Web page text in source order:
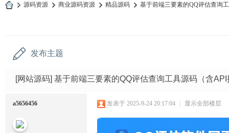
» 源码资源 › 商业源码资源 › 精品源码 › 基于前端三要素的QQ评估查询
发布主题
[网站源码] 基于前端三要素的QQ评估查询工具源码（含API
a5656456 发表于 2025-9-24 20:17:04 | 显示全部楼层